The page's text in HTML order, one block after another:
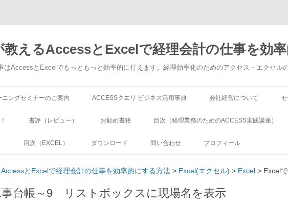
教えるAccessとExcelで経理会計の仕事を効
はAccessとExcelでもっともっと効率的に行えます。経理効率化のためのアクセス・エクセル
ニングセミナーのご案内 ACCESSクエリ ビジネス活用事典 会社経営について
書評（レビュー） お勧め書籍 目次（経理業務のためのACCESS実践講座）
目次（EXCEL） ダウンロード 問い合わせ プロフィール
とExcelで経理会計の仕事を効率的にする方法 > Excel(エクセル) > Excel > Excel
事台帳～9 リストボックスに現場名を表示